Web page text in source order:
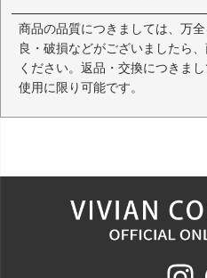
商品の品質につきましては、万
良・破損などがございましたら
ください。返品・交換につきま
使用に限り可能です。